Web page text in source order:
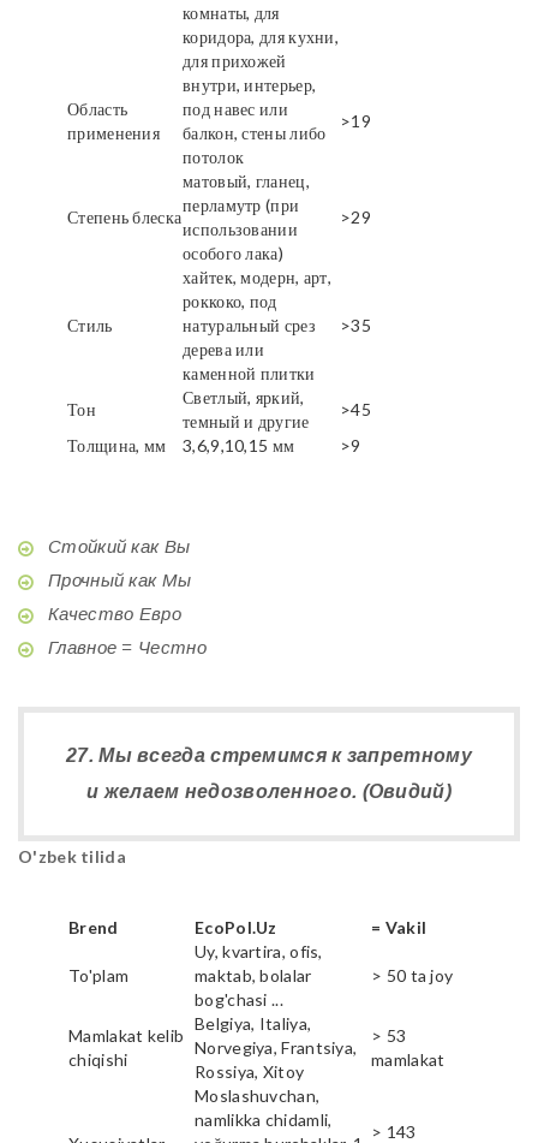
комнаты, для
коридора, для кухни,
для прихожей
Область
применения
внутри, интерьер,
под навес или
балкон, стены либо
потолок
>19
Степень блеска
матовый, гланец,
перламутр (при
использовании
особого лака)
>29
Стиль
хайтек, модерн, арт,
роккоко, под
натуральный срез
дерева или
каменной плитки
>35
Тон
Светлый, яркий,
темный и другие
>45
Толщина, мм
3,6,9,10,15 мм >9
Стойкий как Вы
Прочный как Мы
Качество Евро
Главное = Честно
27. Мы всегда стремимся к запретному
и желаем недозволенного. (Овидий)
O'zbek tilida
Brend EcoPol.Uz = Vakil
To'plam
Uy, kvartira, ofis,
maktab, bolalar
bog'chasi ...
> 50 ta joy
Mamlakat kelib
chiqishi
Belgiya, Italiya,
Norvegiya, Frantsiya,
Rossiya, Xitoy
> 53
mamlakat
Moslashuvchan,
namlikka chidamli,
> 143